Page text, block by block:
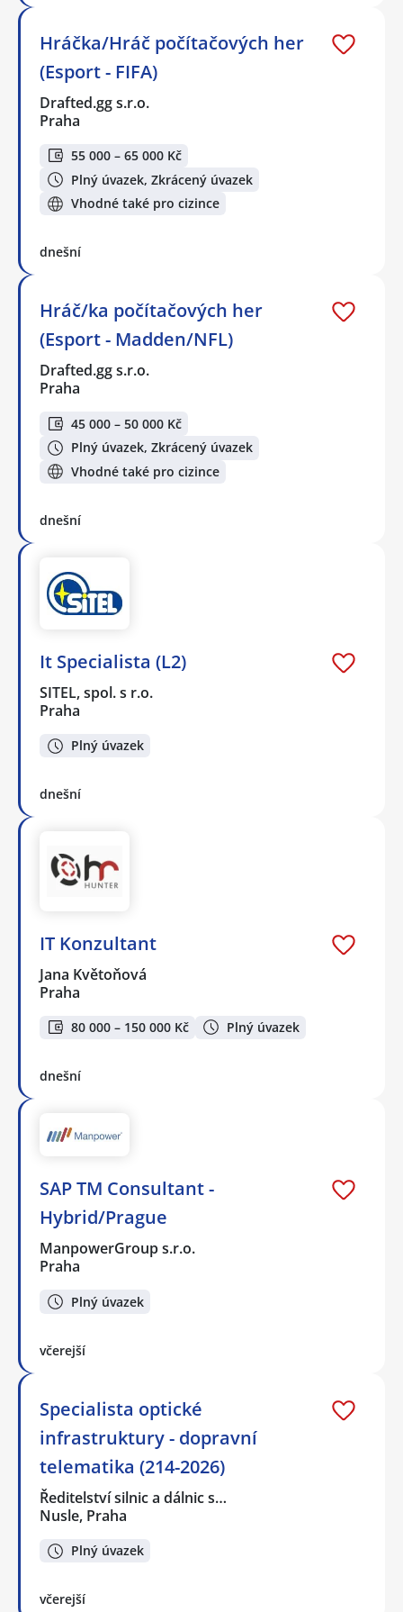
Hráčka/Hráč počítačových her
(Esport - FIFA)
Drafted.gg s.r.o.
Praha
55 000 – 65 000 Kč
Plný úvazek, Zkrácený úvazek
Vhodné také pro cizince
dnešní
Hráč/ka počítačových her
(Esport - Madden/NFL)
Drafted.gg s.r.o.
Praha
45 000 – 50 000 Kč
Plný úvazek, Zkrácený úvazek
Vhodné také pro cizince
dnešní
It Specialista (L2)
SITEL, spol. s r.o.
Praha
Plný úvazek
dnešní
IT Konzultant
Jana Květoňová
Praha
80 000 – 150 000 Kč Plný úvazek
dnešní
SAP TM Consultant -
Hybrid/Prague
ManpowerGroup s.r.o.
Praha
Plný úvazek
včerejší
Specialista optické
infrastruktury - dopravní
telematika (214-2026)
Ředitelství silnic a dálnic s…
Nusle, Praha
Plný úvazek
včerejší